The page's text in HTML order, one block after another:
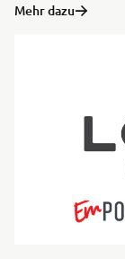
Mehr dazu